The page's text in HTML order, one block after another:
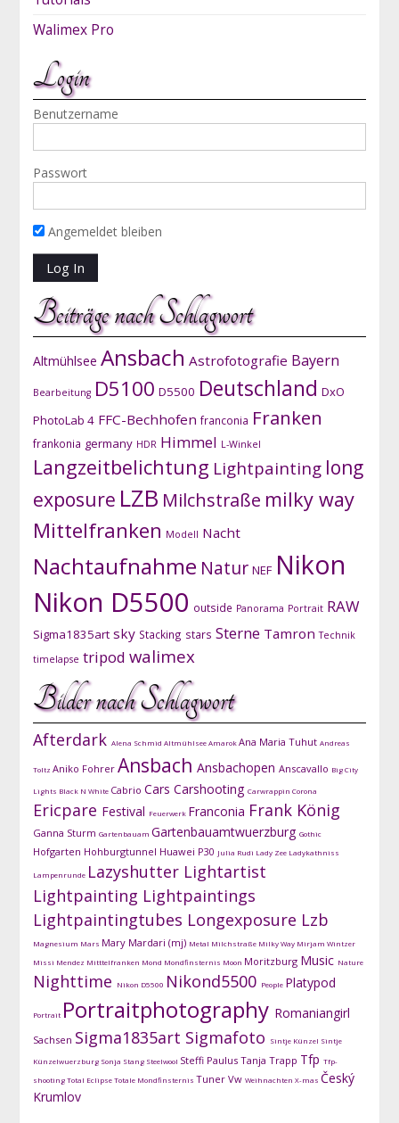
Walimex Pro
Login
Benutzername
Passwort
Angemeldet bleiben
Beiträge nach Schlagwort
Altmühlsee Ansbach Astrofotografie Bayern
Bearbeitung D5100 D5500 Deutschland DxO
PhotoLab 4 FFC-Bechhofen franconia Franken
frankonia germany HDR Himmel L-Winkel
Langzeitbelichtung Lightpainting long
exposure LZB Milchstraße milky way
Mittelfranken Modell Nacht
Nachtaufnahme Natur NEF Nikon
Nikon D5500 outside Panorama Portrait RAW
Sigma1835art sky Stacking stars Sterne Tamron Technik
timelapse tripod walimex
Bilder nach Schlagwort
Afterdark Alena Schmid AltmühlseeAmarokAna Maria Tuhut Andreas
Toltz Aniko Fohrer Ansbach Ansbachopen Anscavallo Big City
Lights Black N White Cabrio Cars Carshooting Carwrappin Corona
Ericpare Festival Feuerwerk Franconia Frank König
Ganna Sturm Gartenbauam Gartenbauamtwuerzburg Gothic
Hofgarten Hohburgtunnel Huawei P30 Julia Rudi Lady Zee Ladykathniss
Lampenrunde Lazyshutter Lightartist
Lightpainting Lightpaintings
Lightpaintingtubes Longexposure Lzb
Magnesium Mars Mary Mardari (mj) Metal Milchstraße Milky Way Mirjam Wintzer
Missi Mendez Mitttelfranken Mond Mondfinsternis Moon Moritzburg Music Nature
Nighttime Nikon D5500 Nikond5500 People Platypod
Portrait Portraitphotography Romaniangirl
Sachsen Sigma1835art Sigmafoto Sintje Künzel Sintje
Künzelwuerzburg Sonja Stang Steelwool Steffi Paulus Tanja Trapp Tfp Tfp-
shootingTotal EclipseTotale Mondfinsternis Tuner Vw Weihnachten X-mas Český
Krumlov